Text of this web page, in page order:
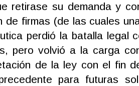
retirase su demanda y
de firmas (de las cuales
perdió la batalla legal
pero volvió a la carga
de la ley con el fin
para futuras